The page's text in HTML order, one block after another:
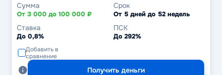
Сумма
От 3 000 до 100 000 ₽
Срок
От 5 дней до 52 недель
Ставка
До 0,8%
ПСК
До 292%
Добавить в
сравнение
Получить деньги